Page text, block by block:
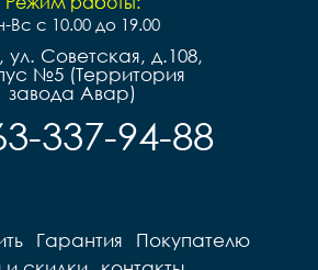
Вс с 10.00 до 19.00
ул. Советская, д.108,
№5 (Территория
завода Авар)
337-94-88
Гарантия
Покупателю